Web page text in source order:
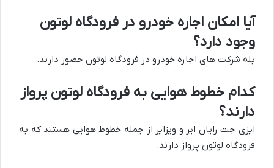
آیا امکان اجاره خودرو در فرودگاه لوتون
وجود دارد؟
بله شرکت های اجاره خودرو در فرودگاه لوتون حضور دارند.
کدام خطوط هوایی به فرودگاه لوتون پرواز
دارند؟
ایزی جت رایان ایر و ویزایر از جمله خطوط هوایی هستند که به
فرودگاه لوتون پرواز دارند.